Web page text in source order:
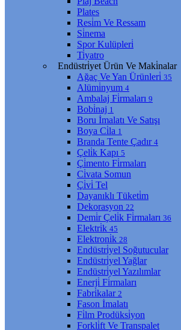
Plates
Resi̇m Ve Ressam
Si̇nema
Spor Kulüpleri̇
Ti̇yatro
Endüstri̇yet Ürün Ve Maki̇nalar
Ağaç Ve Yan Ürünleri̇ 35
Alümi̇nyum 4
Ambalaj Fi̇rmaları 9
Bobi̇naj 1
Boru İmalatı Ve Satışı
Boya Ci̇la 1
Branda Tente Çadır 4
Çeli̇k Kapı 5
Çi̇mento Fi̇rmaları
Ci̇vata Somun
Çi̇vi̇ Tel
Dayanıklı Tüketi̇m
Dekorasyon 22
Demi̇r Çeli̇k Fi̇rmaları 36
Elektri̇k 45
Elektroni̇k 28
Endüstri̇yel Soğutucular
Endüstri̇yel Yağlar
Endüstri̇yel Yazılımlar
Enerji̇ Fi̇rmaları
Fabri̇kalar 2
Fason İmalatı
Fi̇lm Prodüksi̇yon
Forkli̇ft Ve Transpalet